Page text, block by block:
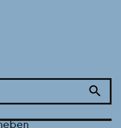
search
bei einem Umzug zu
kann, wenn man
(aber darüber